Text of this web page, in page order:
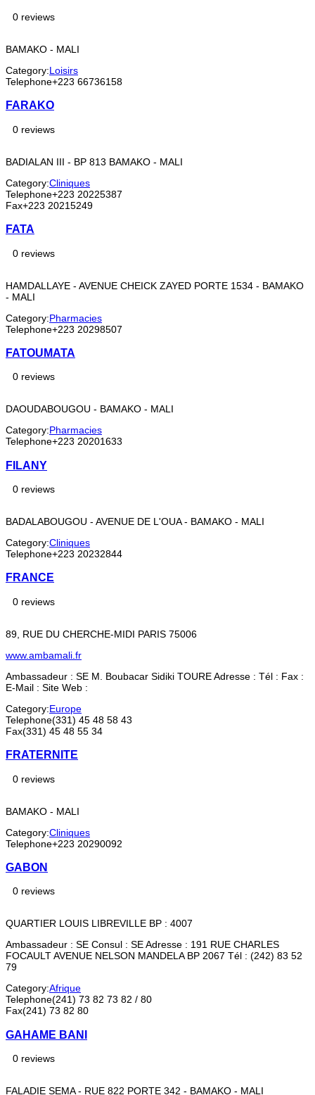
0 reviews
BAMAKO - MALI
Category:Loisirs
Telephone+223 66736158
FARAKO
0 reviews
BADIALAN III - BP 813 BAMAKO - MALI
Category:Cliniques
Telephone+223 20225387
Fax+223 20215249
FATA
0 reviews
HAMDALLAYE - AVENUE CHEICK ZAYED PORTE 1534 - BAMAKO
- MALI
Category:Pharmacies
Telephone+223 20298507
FATOUMATA
0 reviews
DAOUDABOUGOU - BAMAKO - MALI
Category:Pharmacies
Telephone+223 20201633
FILANY
0 reviews
BADALABOUGOU - AVENUE DE L'OUA - BAMAKO - MALI
Category:Cliniques
Telephone+223 20232844
FRANCE
0 reviews
89, RUE DU CHERCHE-MIDI PARIS 75006
www.ambamali.fr
Ambassadeur : SE M. Boubacar Sidiki TOURE Adresse : Tél : Fax :
E-Mail : Site Web :
Category:Europe
Telephone(331) 45 48 58 43
Fax(331) 45 48 55 34
FRATERNITE
0 reviews
BAMAKO - MALI
Category:Cliniques
Telephone+223 20290092
GABON
0 reviews
QUARTIER LOUIS LIBREVILLE BP : 4007
Ambassadeur : SE Consul : SE Adresse : 191 RUE CHARLES
FOCAULT AVENUE NELSON MANDELA BP 2067 Tél : (242) 83 52
79
Category:Afrique
Telephone(241) 73 82 73 82 / 80
Fax(241) 73 82 80
GAHAME BANI
0 reviews
FALADIE SEMA - RUE 822 PORTE 342 - BAMAKO - MALI